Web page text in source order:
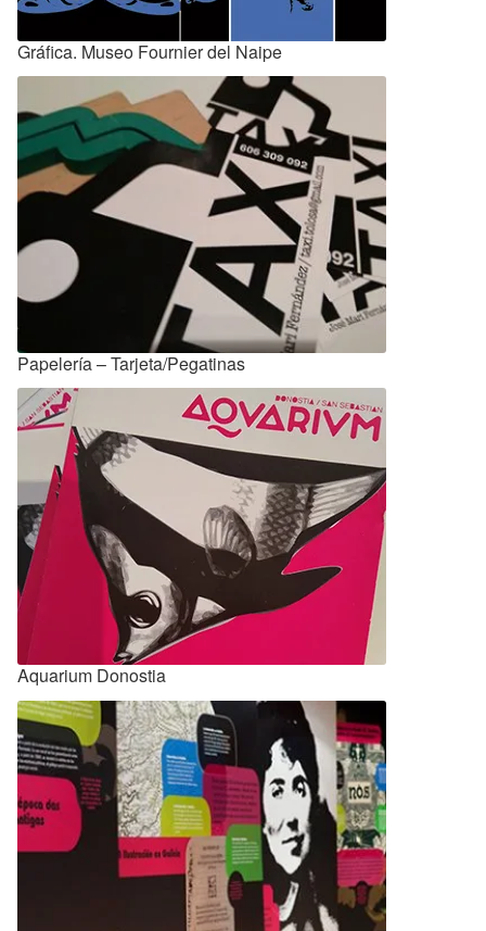
Gráfica. Museo Fournier del Naipe
Papelería – Tarjeta/Pegatinas
Aquarium Donostia